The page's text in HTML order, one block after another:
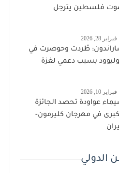
فلسطين يترجل
فبراير 28, 2026
طُردت وحوصرت في
بسبب دعمي لغزة
فبراير 10, 2026
عواودة تحصد الجائزة
في مهرجان كليرمون-
الدولي